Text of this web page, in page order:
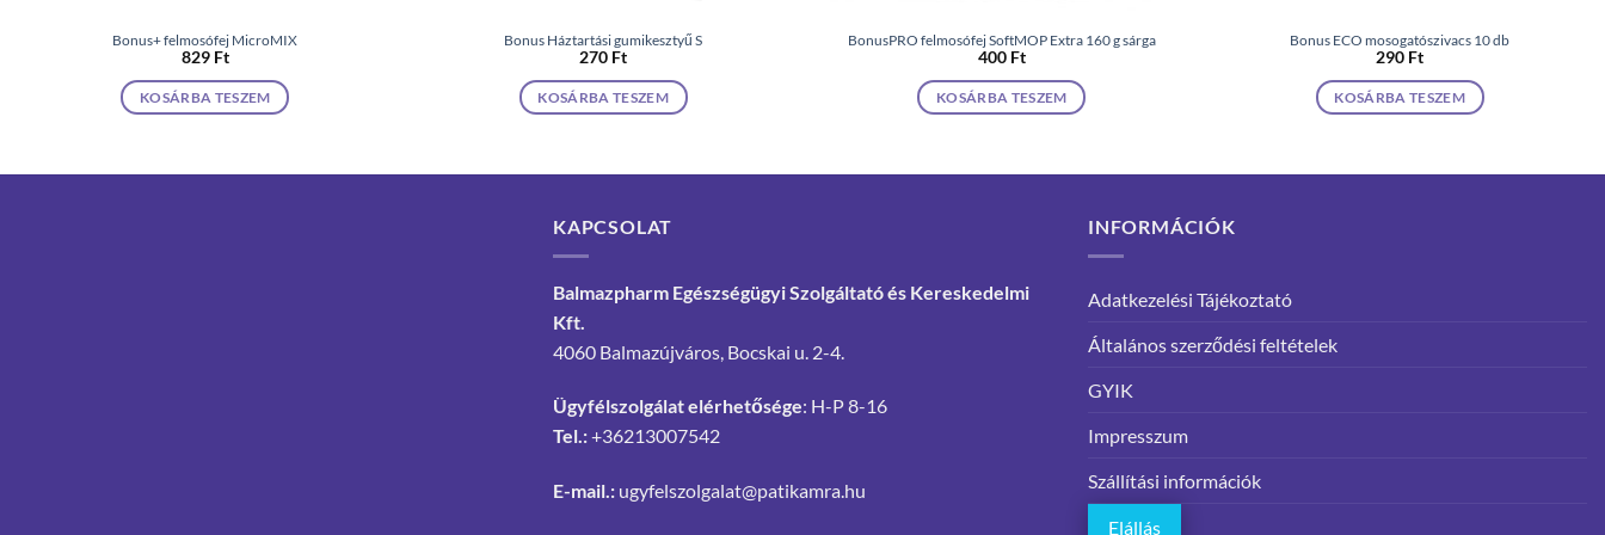
Bonus+ felmosófej MicroMIX
829 Ft
KOSÁRBA TESZEM
Bonus Háztartási gumikesztyű S
270 Ft
KOSÁRBA TESZEM
BonusPRO felmosófej SoftMOP Extra 160 g sárga
400 Ft
KOSÁRBA TESZEM
Bonus ECO mosogatószivacs 10 db
290 Ft
KOSÁRBA TESZEM
KAPCSOLAT
Balmazpharm Egészségügyi Szolgáltató és Kereskedelmi
Kft.
4060 Balmazújváros, Bocskai u. 2-4.
Ügyfélszolgálat elérhetősége: H-P 8-16
Tel.:+36213007542
E-mail.: ugyfelszolgalat@patikamra.hu
INFORMÁCIÓK
Adatkezelési Tájékoztató
Általános szerződési feltételek
GYIK
Impresszum
Szállítási információk
Elállás